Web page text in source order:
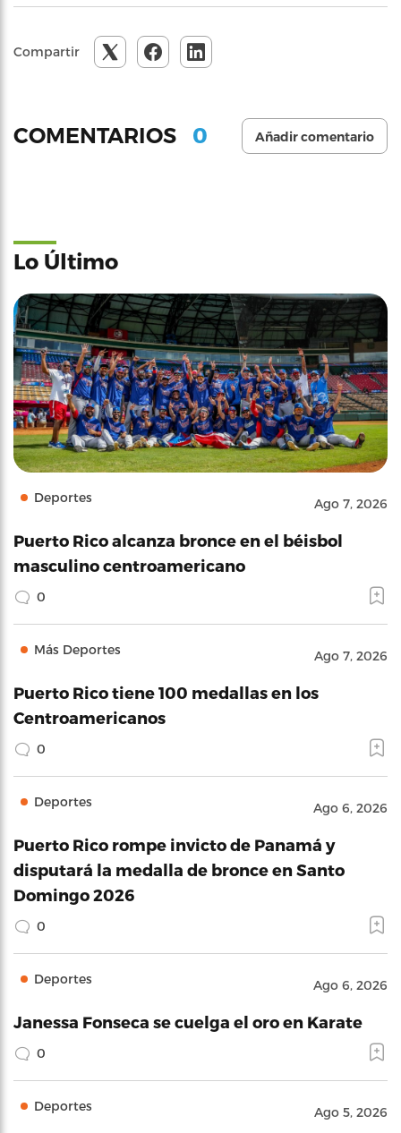
Compartir
COMENTARIOS 0 Añadir comentario
Lo Último
Deportes Ago 7, 2026
Puerto Rico alcanza bronce en el béisbol
masculino centroamericano
0
Más Deportes Ago 7, 2026
Puerto Rico tiene 100 medallas en los
Centroamericanos
0
Deportes Ago 6, 2026
Puerto Rico rompe invicto de Panamá y
disputará la medalla de bronce en Santo
Domingo 2026
0
Deportes Ago 6, 2026
Janessa Fonseca se cuelga el oro en Karate
0
Deportes Ago 5, 2026